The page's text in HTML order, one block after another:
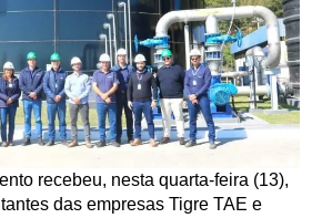
recebeu, nesta quarta-feira (13),
das empresas Tigre TAE e